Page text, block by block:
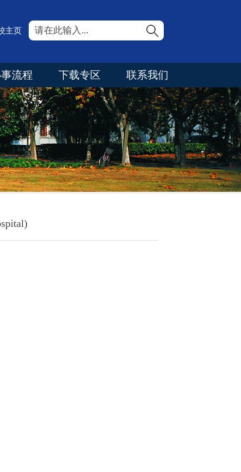
主页
流程 下载专区 联系我们